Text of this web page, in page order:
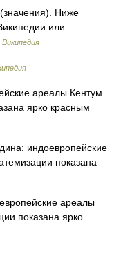
Ниже
или
Википедия
ареалы Кентум
ярко красным
индоевропейские
показана
ареалы
показана ярко